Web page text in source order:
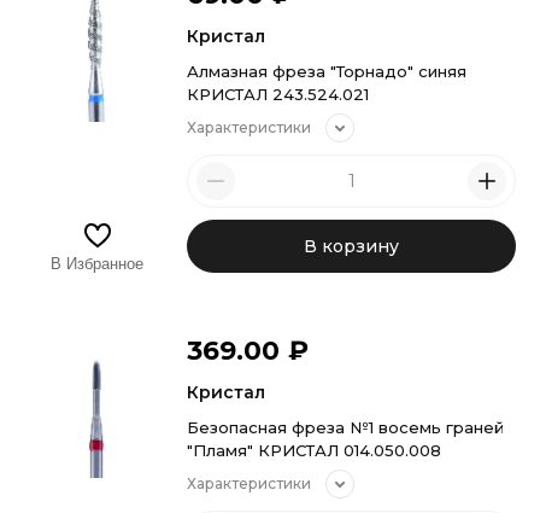
Кристал
Алмазная фреза "Торнадо" синяя
КРИСТАЛ 243.524.021
Характеристики
В корзину
В Избранное
369.00 ₽
Кристал
Безопасная фреза №1 восемь граней
"Пламя" КРИСТАЛ 014.050.008
Характеристики